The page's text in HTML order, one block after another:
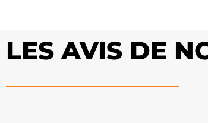
LES AVIS DE